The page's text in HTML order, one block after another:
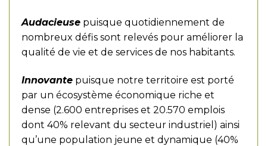
Audacieuse puisque quotidiennement de
nombreux défis sont relevés pour améliorer la
qualité de vie et de services de nos habitants.
Innovante puisque notre territoire est porté
par un écosystème économique riche et
dense (2.600 entreprises et 20.570 emplois
dont 40% relevant du secteur industriel) ainsi
qu’une population jeune et dynamique (40%